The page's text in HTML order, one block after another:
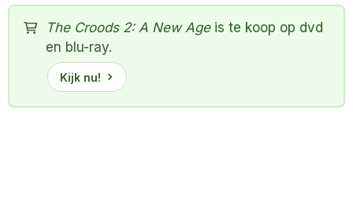
The Croods 2: A New Ageis te koop op dvd
en blu-ray.
Kijk nu!